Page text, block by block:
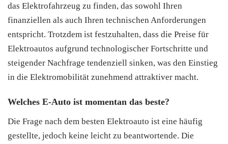
das Elektrofahrzeug zu finden, das sowohl Ihren
finanziellen als auch Ihren technischen Anforderungen
entspricht. Trotzdem ist festzuhalten, dass die Preise für
Elektroautos aufgrund technologischer Fortschritte und
steigender Nachfrage tendenziell sinken, was den Einstieg
in die Elektromobilität zunehmend attraktiver macht.
Welches E-Auto ist momentan das beste?
Die Frage nach dem besten Elektroauto ist eine häufig
gestellte, jedoch keine leicht zu beantwortende. Die